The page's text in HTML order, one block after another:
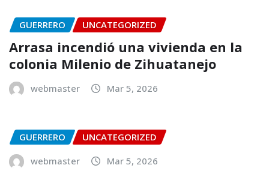
GUERRERO UNCATEGORIZED
Arrasa incendió una vivienda en la
colonia Milenio de Zihuatanejo
webmaster Mar 5, 2026
GUERRERO
UNCATEGORIZED
webmaster
Mar 5, 2026